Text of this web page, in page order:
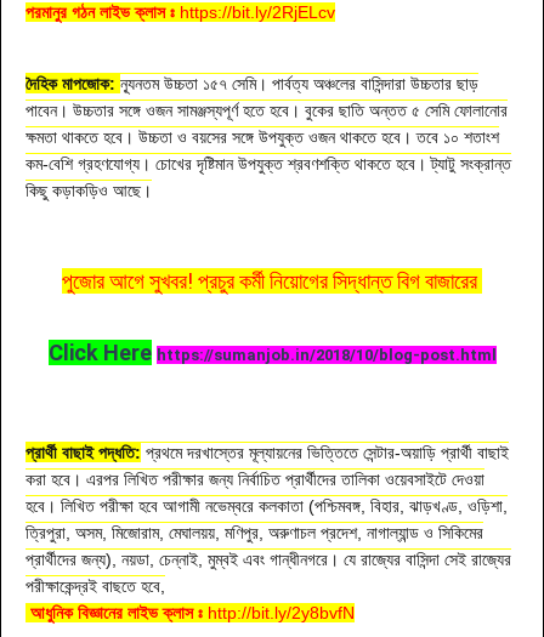
পরমানুর গঠন লাইভ ক্লাস ঃ https://bit.ly/2RjELcv
দৈহিক মাপজোক: ন্যূনতম উচ্চতা ১৫৭ সেমি। পার্বত্য অঞ্চলের বাসিন্দারা উচ্চতার ছাড়
পাবেন। উচ্চতার সঙ্গে ওজন সামঞ্জস্যপূর্ণ হতে হবে। বুকের ছাতি অন্তত ৫ সেমি ফোলানোর
ক্ষমতা থাকতে হবে। উচ্চতা ও বয়সের সঙ্গে উপযুক্ত ওজন থাকতে হবে। তবে ১০ শতাংশ
কম-বেশি গ্রহণযোগ্য। চোখের দৃষ্টিমান উপযুক্ত শ্রবণশক্তি থাকতে হবে। ট্যাটু সংক্রান্ত
কিছু কড়াকড়িও আছে।
পুজোর আগে সুখবর! প্রচুর কর্মী নিয়োগের সিদ্ধান্ত বিগ বাজারের
Click Here https://sumanjob.in/2018/10/blog-post.html
প্রার্থী বাছাই পদ্ধতি: প্রথমে দরখাস্তের মূল্যায়নের ভিত্তিতে সেন্টার-অয়াড়ি প্রার্থী বাছাই
করা হবে। এরপর লিখিত পরীক্ষার জন্য নির্বাচিত প্রার্থীদের তালিকা ওয়েবসাইটে দেওয়া
হবে। লিখিত পরীক্ষা হবে আগামী নভেম্বরে কলকাতা (পশ্চিমবঙ্গ, বিহার, ঝাড়খণ্ড, ওড়িশা,
ত্রিপুরা, অসম, মিজোরাম, মেঘালয়য়, মণিপুর, অরুণাচল প্রদেশ, নাগাল্যান্ড ও সিকিমের
প্রার্থীদের জন্য), নয়ডা, চেন্নাই, মুম্বই এবং গান্ধীনগরে। যে রাজ্যের বাসিন্দা সেই রাজ্যের
পরীক্ষাকেন্দ্রই বাছতে হবে,
আধুনিক বিজ্ঞানের লাইভ ক্লাস ঃ http://bit.ly/2y8bvfN